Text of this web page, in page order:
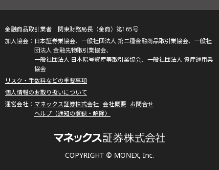
COPYRIGHT © MONEX, Inc.
金融商品取引業者 関東財務局長（金商）第165号
日本証券業協会、一般社団法人 第二種金融商品取引業協会、一般社
団法人 金融先物取引業協会、
一般社団法人 日本暗号資産等取引業協会、一般社団法人 資産運用業
協会
リスク・手数料などの重要事項
個人情報のお取り扱いについて
マネックス証券株式会社 会社概要 お問合せ
ヘルプ（通知の登録・解除）